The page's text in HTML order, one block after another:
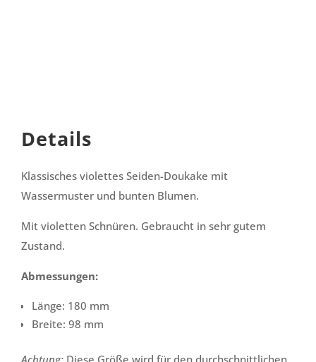
Details
Klassisches violettes Seiden-Doukake mit
Wassermuster und bunten Blumen.
Mit violetten Schnüren. Gebraucht in sehr gutem
Zustand.
Abmessungen:
Länge: 180 mm
Breite: 98 mm